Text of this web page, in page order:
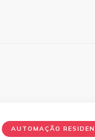
AUTOMAÇÃO